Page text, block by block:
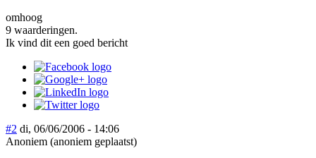
omhoog
9 waarderingen.
Ik vind dit een goed bericht
#2 di, 06/06/2006 - 14:06
Anoniem (anoniem geplaatst)